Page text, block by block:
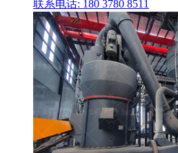
联系电话: 180 3780 8511